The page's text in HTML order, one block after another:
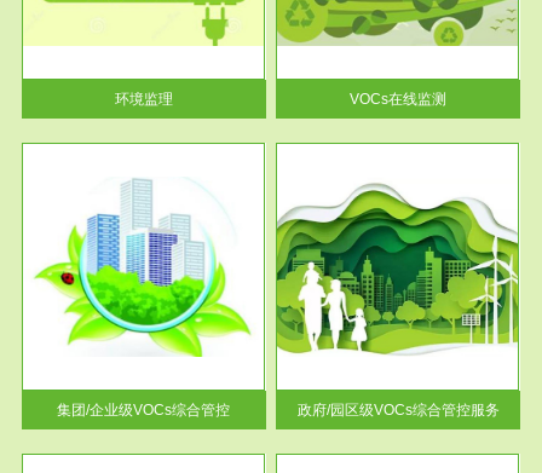
环境监理
根据《重点区域大气污染防
治“十二五”规划》有机废气净化
率达...
VOCs在线监测
集团/企业级VOCs综合管控
服务范围
政府/园区级VOCs综合管控服务
根据《石化行业挥发性有机物综
合整治方案》文件要求，到2017
年，全...
政府/园区级VOCs综合管控服务